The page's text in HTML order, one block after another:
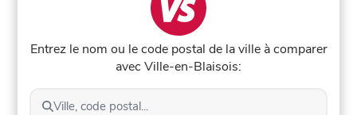
Entrez le nom ou le code postal de la ville à comparer
avec Ville-en-Blaisois:
Ville, code postal...